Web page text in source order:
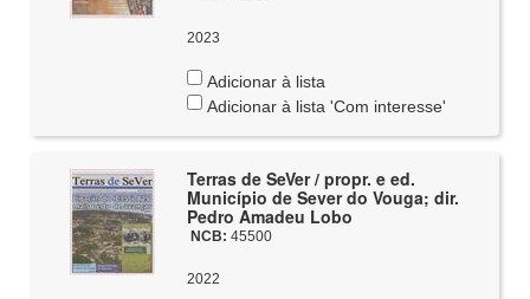
2023
Adicionar à lista
Adicionar à lista 'Com interesse'
Terras de SeVer / propr. e ed.
Município de Sever do Vouga; dir.
Pedro Amadeu Lobo
NCB: 45500
2022